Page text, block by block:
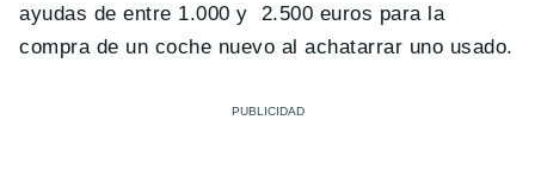
ayudas de entre 1.000 y 2.500 euros para la
compra de un coche nuevo al achatarrar uno usado.